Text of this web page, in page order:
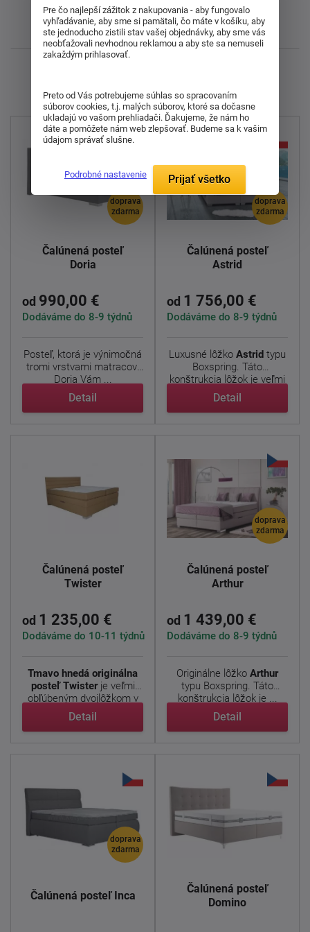
Najnovšie
doprava
zdarma
Čalúnená posteľ
Doria
od 990,00 €
Dodáváme do 8-9 týdnů
Posteľ, ktorá je výnimočná
tromi vrstvami matracov.
Doria Vám ...
Detail
doprava
zdarma
Čalúnená posteľ
Astrid
od 1 756,00 €
Dodáváme do 8-9 týdnů
Luxusné lôžko Astrid typu
Boxspring. Táto
konštrukcia lôžok je veľmi
...
Detail
Čalúnená posteľ
Twister
od 1 235,00 €
Dodáváme do 10-11 týdnů
Tmavo hnedá originálna
posteľ Twisterje veľmi
obľúbeným dvojlôžkom v
...
Detail
doprava
zdarma
Čalúnená posteľ
Arthur
od 1 439,00 €
Dodáváme do 8-9 týdnů
Originálne lôžko Arthur
typu Boxspring. Táto
konštrukcia lôžok je ...
Detail
doprava
zdarma
Čalúnená posteľ Inca
Čalúnená posteľ
Domino
Pre čo najlepší zážitok z nakupovania - aby fungovalo
vyhľadávanie, aby sme si pamätali, čo máte v košíku, aby
ste jednoducho zistili stav vašej objednávky, aby sme vás
neobťažovali nevhodnou reklamou a aby ste sa nemuseli
zakaždým prihlasovať.
Preto od Vás potrebujeme súhlas so spracovaním
súborov cookies, t.j. malých súborov, ktoré sa dočasne
ukladajú vo vašom prehliadači. Ďakujeme, že nám ho
dáte a pomôžete nám web zlepšovať. Budeme sa k vašim
údajom správať slušne.
Podrobné nastavenie Prijať všetko